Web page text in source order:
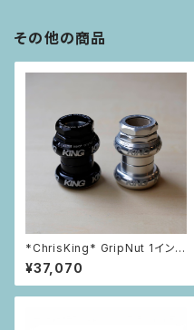
その他の商品
*ChrisKing* GripNut 1インチ
スレッド ヘッドセット
¥37,070